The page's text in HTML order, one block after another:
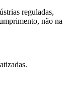
reguladas,
não na